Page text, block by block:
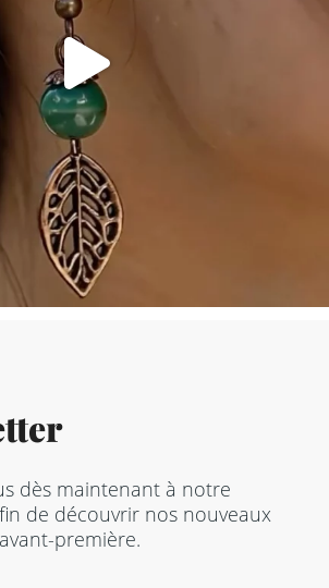
dès maintenant à notre
de découvrir nos nouveaux
première.